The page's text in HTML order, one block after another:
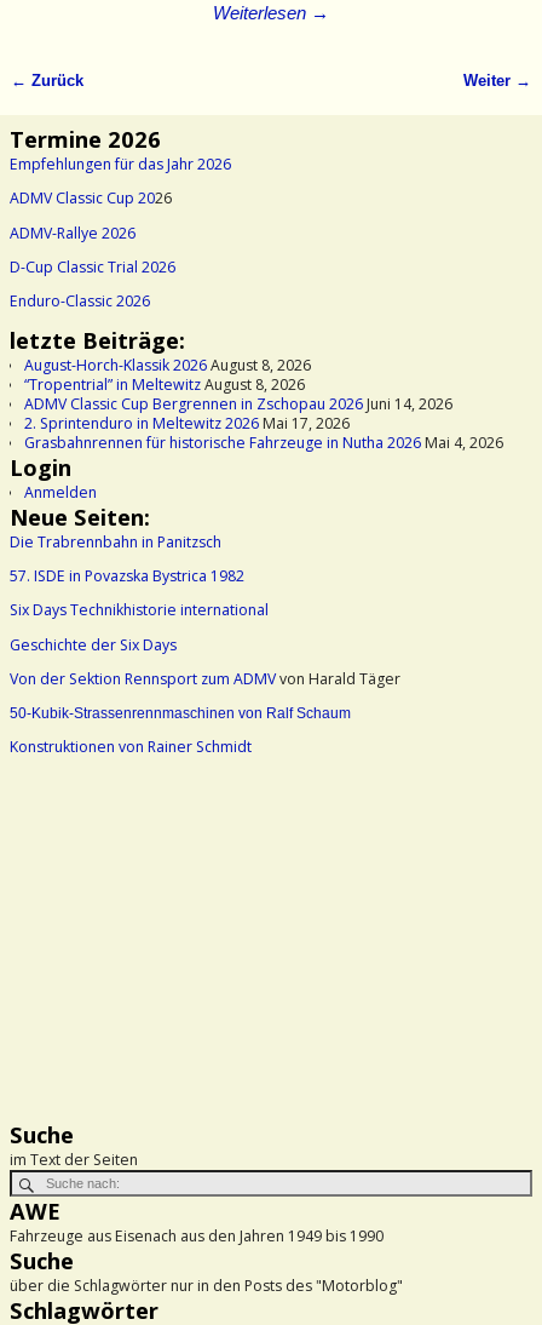
Weiterlesen →
← Zurück Weiter →
Termine 2026
Empfehlungen für das Jahr 2026
ADMV Classic Cup 2026
ADMV-Rallye 2026
D-Cup Classic Trial 2026
Enduro-Classic 2026
letzte Beiträge:
August-Horch-Klassik 2026August 8, 2026
“Tropentrial” in MeltewitzAugust 8, 2026
ADMV Classic Cup Bergrennen in Zschopau 2026Juni 14, 2026
2. Sprintenduro in Meltewitz 2026Mai 17, 2026
Grasbahnrennen für historische Fahrzeuge in Nutha 2026Mai 4, 2026
Login
Anmelden
Neue Seiten:
Die Trabrennbahn in Panitzsch
57. ISDE in Povazska Bystrica 1982
Six Days Technikhistorie international
Geschichte der Six Days
Von der Sektion Rennsport zum ADMVvon Harald Täger
50-Kubik-Strassenrennmaschinen von Ralf Schaum
Konstruktionen von Rainer Schmidt
Suche
im Text der Seiten
AWE
Fahrzeuge aus Eisenach aus den Jahren 1949 bis 1990
Suche
über die Schlagwörter nur in den Posts des "Motorblog"
Schlagwörter